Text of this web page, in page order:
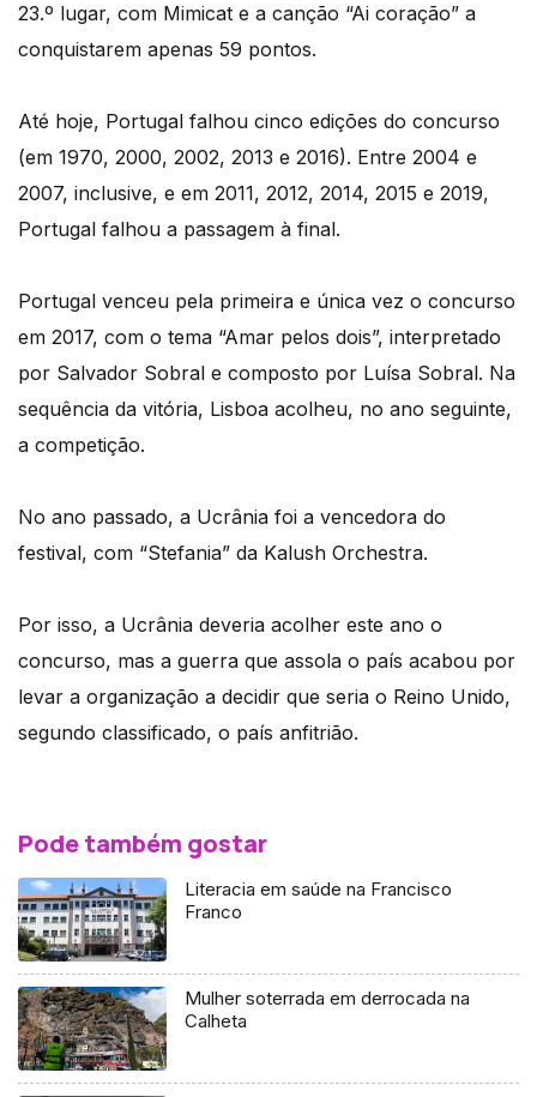
23.º lugar, com Mimicat e a canção “Ai coração” a
conquistarem apenas 59 pontos.
Até hoje, Portugal falhou cinco edições do concurso
(em 1970, 2000, 2002, 2013 e 2016). Entre 2004 e
2007, inclusive, e em 2011, 2012, 2014, 2015 e 2019,
Portugal falhou a passagem à final.
Portugal venceu pela primeira e única vez o concurso
em 2017, com o tema “Amar pelos dois”, interpretado
por Salvador Sobral e composto por Luísa Sobral. Na
sequência da vitória, Lisboa acolheu, no ano seguinte,
a competição.
No ano passado, a Ucrânia foi a vencedora do
festival, com “Stefania” da Kalush Orchestra.
Por isso, a Ucrânia deveria acolher este ano o
concurso, mas a guerra que assola o país acabou por
levar a organização a decidir que seria o Reino Unido,
segundo classificado, o país anfitrião.
Pode também gostar
Literacia em saúde na Francisco
Franco
Mulher soterrada em derrocada na
Calheta